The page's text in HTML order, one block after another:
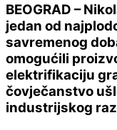
BEOGRAD –
jedan od
savremenog
omogućili
elektrifikaciju
čovječanstvo
industrijskog